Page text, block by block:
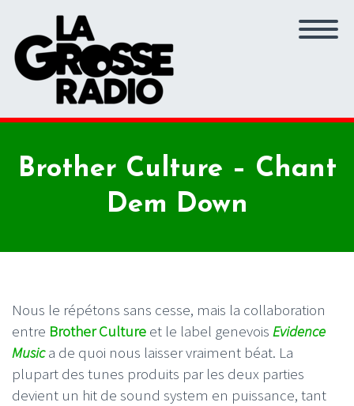
Brother Culture – Chant
Dem Down
Nous le répétons sans cesse, mais la collaboration
entre Brother Culture et le label genevois Evidence
Musica de quoi nous laisser vraiment béat. La
plupart des tunes produits par les deux parties
devient un hit de sound system en puissance, tant